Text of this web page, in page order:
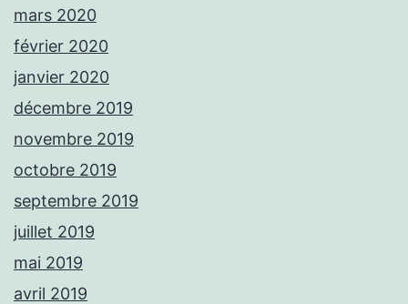
mars 2020
février 2020
janvier 2020
décembre 2019
novembre 2019
octobre 2019
septembre 2019
juillet 2019
mai 2019
avril 2019